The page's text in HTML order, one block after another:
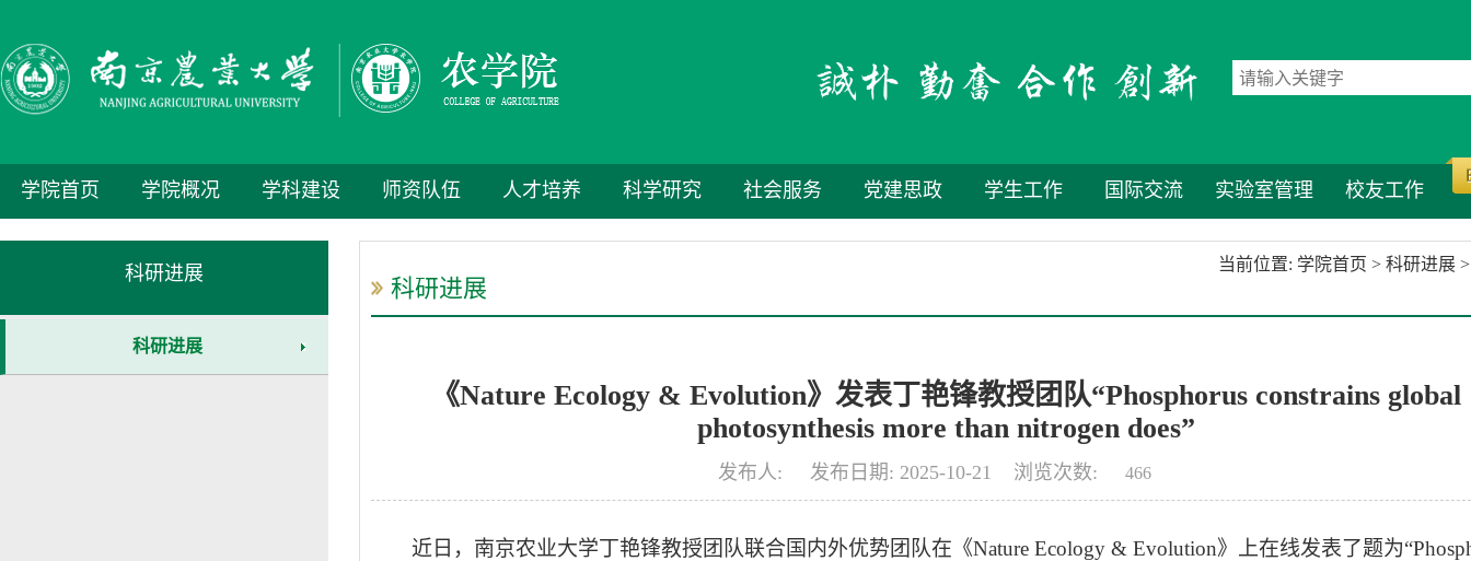
学院首页 学院概况 学科建设 师资队伍 人才培养 科学研究 社会服务 党建思政 学生工作 国际交流 实验室管理 校友工作
科研进展
科研进展
当前位置: 学院首页 > 科研进展
科研进展
《Nature Ecology & Evolution》发表丁艳锋教授团队“Phosphorus constrains global
photosynthesis more than nitrogen does”
发布人: 发布日期: 2025-10-21 浏览次数: 466
近日，南京农业大学丁艳锋教授团队联合国内外优势团队在《Nature Ecology & Evolution》上在线发表了题为